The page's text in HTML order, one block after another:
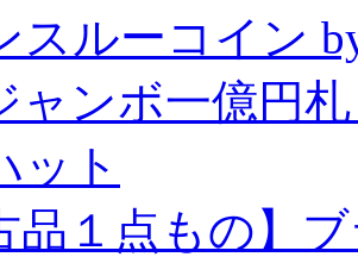
スルーコイン
ャンボ一億円
ット
品１点もの】